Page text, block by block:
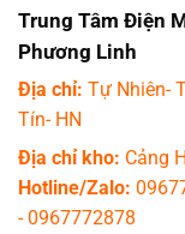
bên cánh cửa tủ lạnh.-
phía dưới để thuận
Ngăn lạnh
Dung tích ngăn lạnh
cánh cửa tủ còn được
uống các loại.
Trung Tâm Điện
Phương Linh
Địa chỉ: Tự Nhiên-
Tín- HN
Địa chỉ kho: Cảng
Hotline/Zalo:
-0967772878